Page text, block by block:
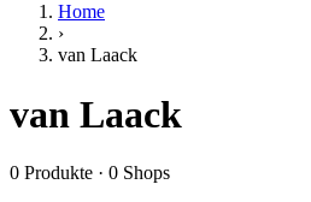
Home
›
van Laack
van Laack
0 Produkte · 0 Shops